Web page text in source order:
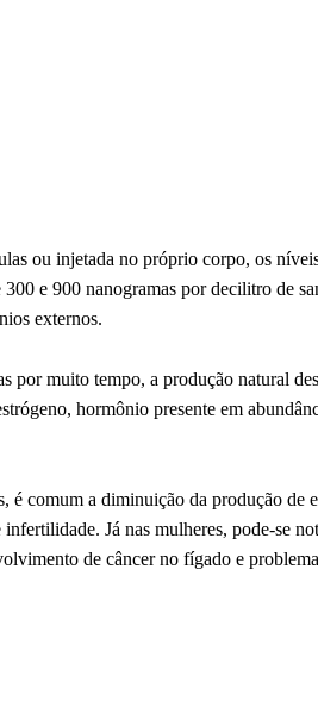
ou injetada no próprio corpo, os
e 900 nanogramas por decilitro de
externos.
por muito tempo, a produção natural
hormônio presente em
é comum a diminuição da produção de
Já nas mulheres, pode-se
de câncer no fígado e